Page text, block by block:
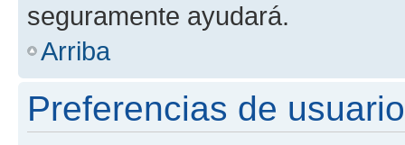
seguramente ayudará.
Arriba
Preferencias de